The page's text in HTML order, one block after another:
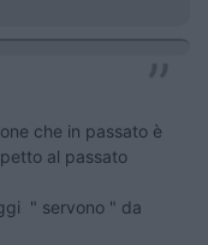
che in passato è
al passato
" servono " da